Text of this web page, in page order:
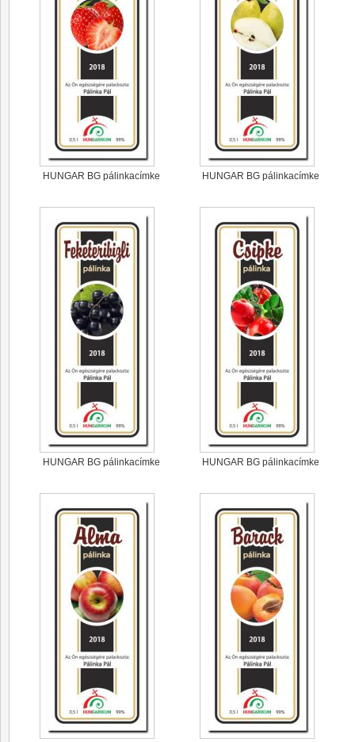
HUNGAR BG pálinkacímke HUNGAR BG pálinkacímke
HUNGAR BG pálinkacímke HUNGAR BG pálinkacímke